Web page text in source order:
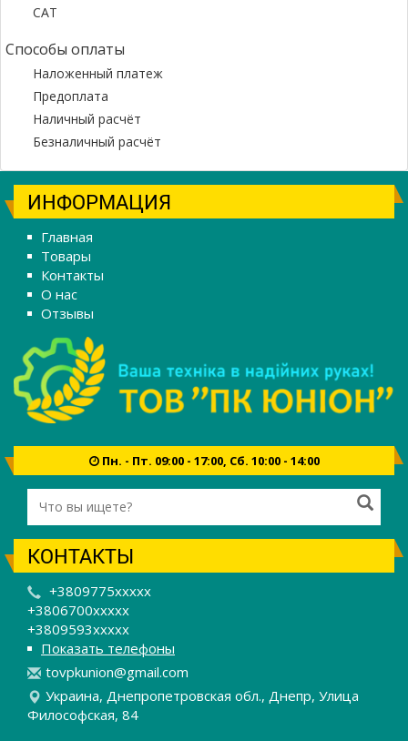
САТ
Способы оплаты
Наложенный платеж
Предоплата
Наличный расчёт
Безналичный расчёт
ИНФОРМАЦИЯ
Главная
Товары
Контакты
О нас
Отзывы
Пн. - Пт. 09:00 - 17:00, Сб. 10:00 - 14:00
КОНТАКТЫ
+3809775xxxxx
+3806700xxxxx
+3809593xxxxx
Показать телефоны
tovpkunion@gmail.com
Украина, Днепропетровская обл., Днепр, Улица
Философская, 84